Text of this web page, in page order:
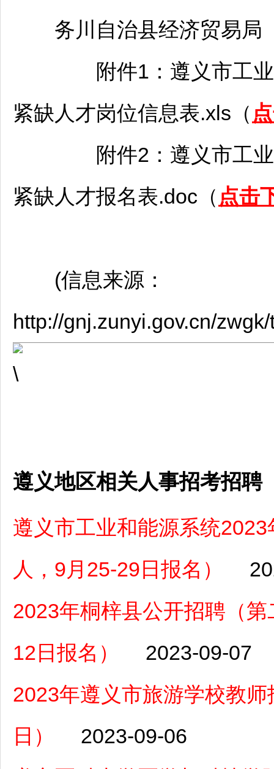
务川 自治县经济贸易
附件1： 遵义市工
紧缺人才岗位信息表.xls（
附件2： 遵义市工
紧缺人才报名表.doc（ 点击
(信息来源：
http://gnj.zunyi.gov.cn/
遵义地区相关人事招考招聘
遵义市工业和能源系统
人，9月25-29日报名）
2023年桐梓县公开招聘（
12日报名）
2023-09-07
2023年遵义市旅游学校教
日）
2023-09-06